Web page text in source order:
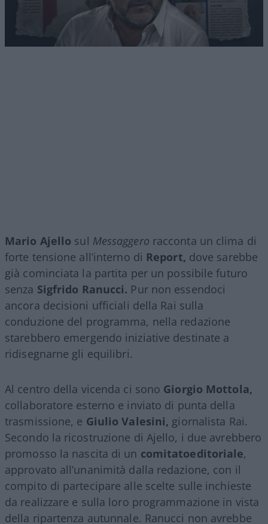
Mario Ajello sul Messaggero racconta un clima di
forte tensione all’interno di Report, dove sarebbe
già cominciata la partita per un possibile futuro
senza Sigfrido Ranucci. Pur non essendoci
ancora decisioni ufficiali della Rai sulla
conduzione del programma, nella redazione
starebbero emergendo iniziative destinate a
ridisegnarne gli equilibri.
Al centro della vicenda ci sono Giorgio Mottola,
collaboratore esterno e inviato di punta della
trasmissione, e Giulio Valesini, giornalista Rai.
Secondo la ricostruzione di Ajello, i due avrebbero
promosso la nascita di un comitatoeditoriale,
approvato all’unanimità dalla redazione, con il
compito di partecipare alle scelte sulle inchieste
da realizzare e sulla loro programmazione in vista
della ripartenza autunnale. Ranucci non avrebbe